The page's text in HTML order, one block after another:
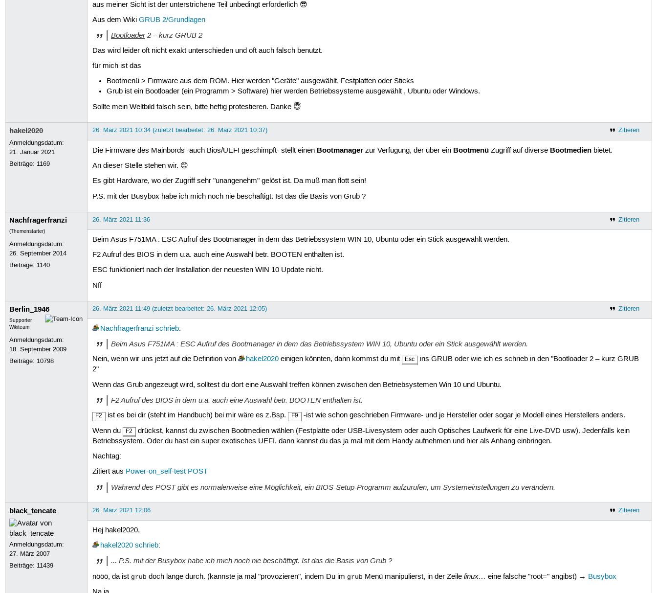
aus meiner Sicht ist der unterstrichene Teil unbedingt erforderlich 😎
Aus dem Wiki GRUB 2/Grundlagen
Bootloader2 – kurz GRUB 2
Das wird leider oft nicht exakt unterschieden und oft auch falsch benutzt.
für mich ist das
Bootmenü > Firmware aus dem ROM. Hier werden "Geräte" ausgewählt, Festplatten oder Sticks
Grub ist ein Bootloader (ein Programm > Software) hier werden Betriebssysteme ausgewählt , Ubuntu oder Windows.
Sollte mein Weltbild falsch sein, bitte heftig protestieren. Danke 😇
hakel2020
Anmeldungsdatum:
21. Januar 2021
Beiträge: 1169
Zitieren
26. März 2021 10:34 (zuletzt bearbeitet: 26. März 2021 10:37)
Die Firmware des Mainbords -auch Bios/UEFI geschimpft- stellt einen Bootmanager zur Verfügung, der über ein Bootmenü Zugriff auf diverse Bootmedien bietet.
An dieser Stelle stehen wir. 😊
Es gibt Hardware, wo der Zugriff sehr "unangenehm" gelöst ist. Da muß man flott sein!
P.S. mit der Busybox habe ich mich noch nie beschäftigt. Ist das die Basis von Grub ?
Nachfragerfranzi
(Themenstarter)
Anmeldungsdatum:
26. September 2014
Beiträge: 1140
Zitieren
26. März 2021 11:36
Beim Asus F751MA : ESC Aufruf des Bootmanager in dem das Betriebssystem WIN 10, Ubuntu oder ein Stick ausgewählt werden.
F2 Aufruf des BIOS in dem u.a. auch eine Auswahl betr. BOOTEN enthalten ist.
ESC funktioniert nach der Installation der neuesten WIN 10 Update nicht.
Nff
Berlin_1946
Supporter,
Wikiteam
Anmeldungsdatum:
18. September 2009
Beiträge: 10798
Zitieren
26. März 2021 11:49 (zuletzt bearbeitet: 26. März 2021 12:05)
Nachfragerfranzi schrieb:
Beim Asus F751MA : ESC Aufruf des Bootmanager in dem das Betriebssystem WIN 10, Ubuntu oder ein Stick ausgewählt werden.
Nein, wenn wir uns jetzt auf die Definition von hakel2020einigen könnten, dann kommst du mit Esc
ins GRUB oder wie ich es schrieb in den "Bootloader 2 – kurz GRUB
2"
Wenn das Grub angezeugt wird, solltest du dort eine Auswahl treffen können zwischen den Betriebsystemen Win 10 und Ubuntu.
F2 Aufruf des BIOS in dem u.a. auch eine Auswahl betr. BOOTEN enthalten ist.
F2 ist es bei dir (steht im Handbuch) bei mir wäre es z.Bsp. F9
-ist wie schon geschrieben Firmware- und je Hersteller oder sogar je Modell eines Herstellers anders.
Wenn du
F2
drückst, kannst du zwischen Bootmedien wählen (Festplatte oder USB-Livesystem oder auch Optisches Laufwerk für eine Live-DVD usw). Jedenfalls kein
Betriebssystem. Oder du hast ein super exotisches UEFI, dann kannst du das ja mal mit dem Handy aufnehmen und hier als Anhang einbringen.
Nachtag:
Zitiert aus Power-on_self-test POST
Während des POST gibt es normalerweise eine Möglichkeit, ein BIOS-Setup-Programm aufzurufen, um Systemeinstellungen zu verändern.
black_tencate
Anmeldungsdatum:
27. März 2007
Beiträge: 11439
Zitieren
26. März 2021 12:06
Hej hakel2020,
hakel2020 schrieb:
... P.S. mit der Busybox habe ich mich noch nie beschäftigt. Ist das die Basis von Grub ?
nööö, da ist grub doch lange durch. (kannste ja mal "provozieren", indem Du im grub Menü manipulierst, in der Zeile linux… eine falsche "root=" angibst) → Busybox